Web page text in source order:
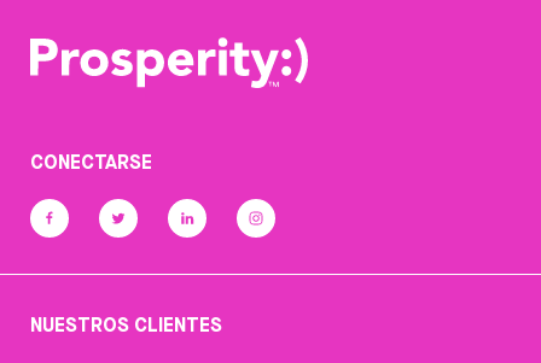
CONECTARSE
NUESTROS CLIENTES